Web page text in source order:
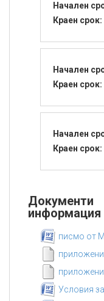
Начален
Краен срок:
Начален
Краен срок:
Начален
Краен срок:
Документи
информация
писмо от
Условия